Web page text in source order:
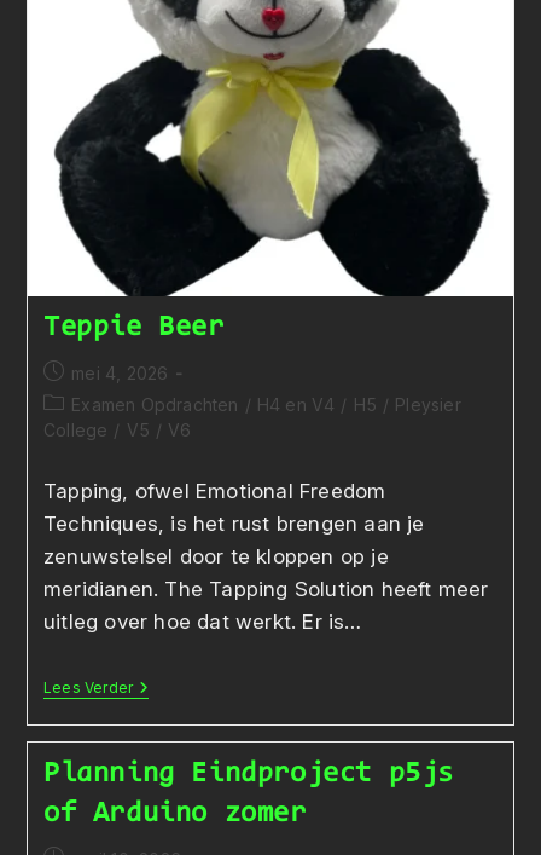
Teppie Beer
Bericht
gepubliceerd
op:
mei 4, 2026
Berichtcategorie:
Examen Opdrachten / H4 en V4 / H5 / Pleysier
College / V5 / V6
Tapping, ofwel Emotional Freedom
Techniques, is het rust brengen aan je
zenuwstelsel door te kloppen op je
meridianen. The Tapping Solution heeft meer
uitleg over hoe dat werkt. Er is…
Lees VerderTeppie
Planning Eindproject p5js
of Arduino zomer